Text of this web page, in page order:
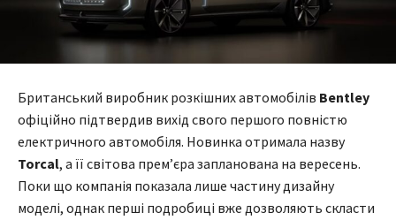
Британський виробник розкішних автомобілів Bentley
офіційно підтвердив вихід свого першого повністю
електричного автомобіля. Новинка отримала назву
Torcal, а її світова прем’єра запланована на вересень.
Поки що компанія показала лише частину дизайну
моделі, однак перші подробиці вже дозволяють скласти